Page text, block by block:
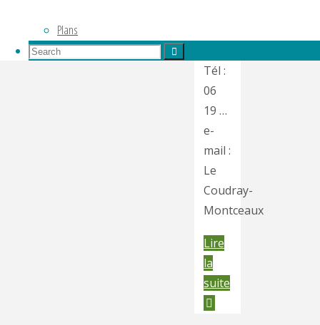
Plans
Search
Search
Tél :
06
19 …
e-
mail :
Le
Coudray-
Montceaux
Lire
la
suite